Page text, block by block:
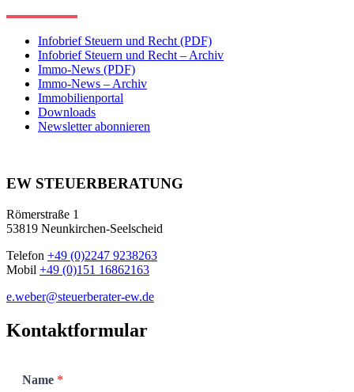
Infobrief Steuern und Recht (PDF)
Infobrief Steuern und Recht – Archiv
Immo-News (PDF)
Immo-News – Archiv
Immobilienportal
Downloads
Newsletter abonnieren
EW STEUERBERATUNG
Römerstraße 1
53819 Neunkirchen-Seelscheid
Telefon +49 (0)2247 9238263
Mobil +49 (0)151 16862163
e.weber@steuerberater-ew.de
Kontaktformular
Name *